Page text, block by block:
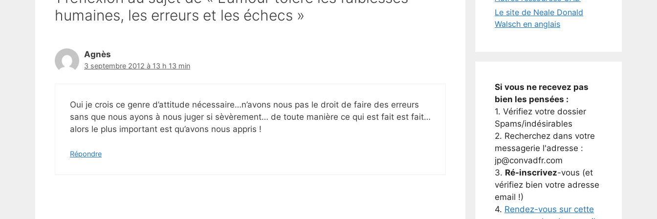
humaines, les erreurs et les échecs »
Agnès
3 septembre 2012 à 13 h 13 min
Oui je crois ce genre d’attitude nécessaire…n’avons nous pas le droit de faire des erreurs
sans que nous ayons à nous juger si sèvèrement… de toute manière ce qui est fait est fait…
alors le plus important est qu’avons nous appris !
Répondre
Le site de Neale Donald
Walsch en anglais
Si vous ne recevez pas
bien les pensées :
1. Vérifiez votre dossier
Spams/indésirables
2. Recherchez dans votre
messagerie l'adresse :
jp@convadfr.com
3. Ré-inscrivez-vous (et
vérifiez bien votre adresse
email !)
4. Rendez-vous sur cette